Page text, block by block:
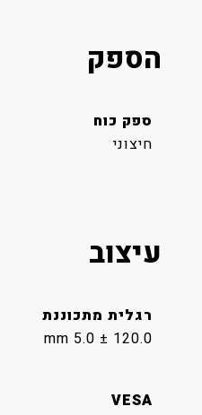
הספק
ספק כוח
חיצוני
עיצוב
רגלית מתכוננת
120.0 ± 5.0 mm
VESA